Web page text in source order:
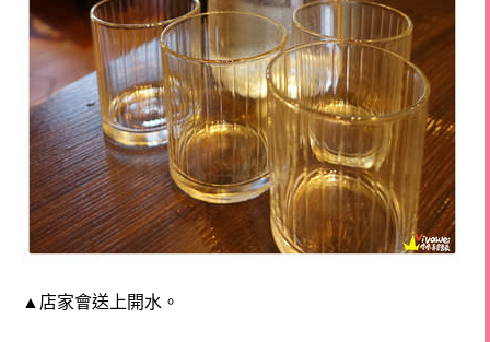
▲店家會送上開水。